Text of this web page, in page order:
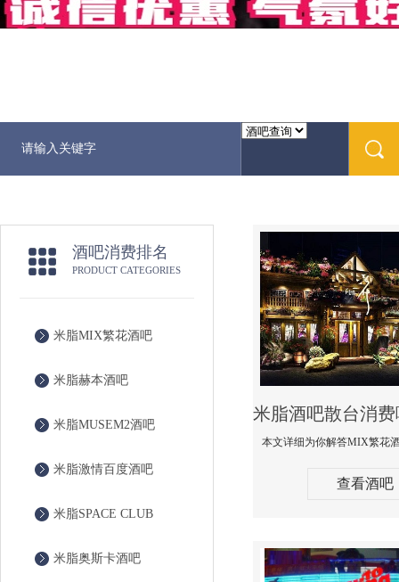
酒吧消费排名
PRODUCT CATEGORIES
米脂MIX繁花酒吧
米脂赫本酒吧
米脂MUSEM2酒吧
米脂激情百度酒吧
米脂SPACE CLUB
米脂奥斯卡酒吧
查看酒吧